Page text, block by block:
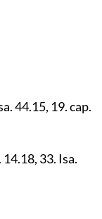
44.15, 19. cap.
14.18, 33. Isa.